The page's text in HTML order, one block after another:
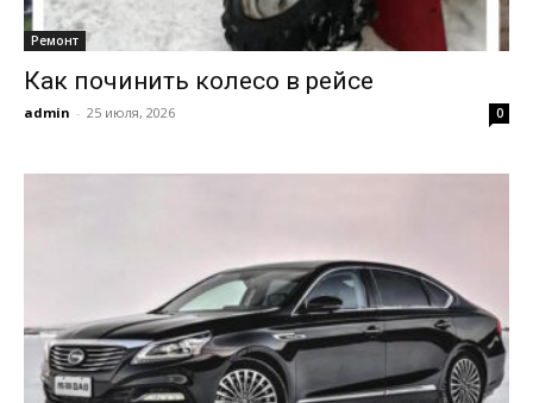
Ремонт
Как починить колесо в рейсе
admin - 25 июля, 2026 0